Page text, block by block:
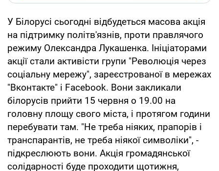
У Білорусі сьогодні відбудеться масова акція
на підтримку політв'язнів, проти правлячого
режиму Олександра Лукашенка. Ініціаторами
акції стали активісти групи "Революція через
соціальну мережу", зареєстрованої в мережах
"Вконтакте" і Facebook. Вони закликали
білорусів прийти 15 червня о 19.00 на
головну площу свого міста, і протягом години
перебувати там. "Не треба ніяких, прапорів і
транспарантів, не треба ніякої символіки", -
підкреслюють вони. Акція громадянської
солідарності буде проходити щотижня,